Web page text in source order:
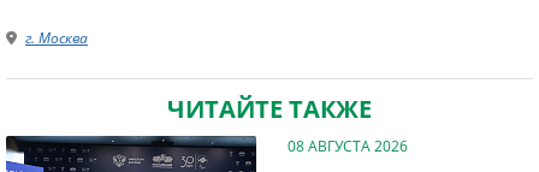
г. Москва
ЧИТАЙТЕ ТАКЖЕ
08 АВГУСТА 2026